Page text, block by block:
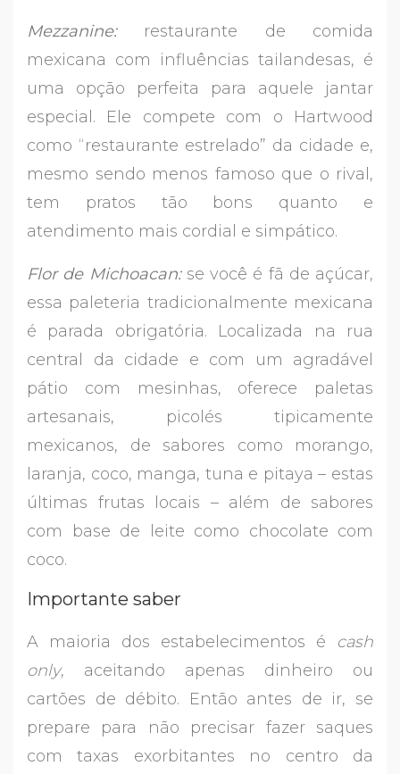
Mezzanine: restaurante de comida
mexicana com influências tailandesas, é
uma opção perfeita para aquele jantar
especial. Ele compete com o Hartwood
como “restaurante estrelado” da cidade e,
mesmo sendo menos famoso que o rival,
tem pratos tão bons quanto e
atendimento mais cordial e simpático.
Flor de Michoacan: se você é fã de açúcar,
essa paleteria tradicionalmente mexicana
é parada obrigatória. Localizada na rua
central da cidade e com um agradável
pátio com mesinhas, oferece paletas
artesanais, picolés tipicamente
mexicanos, de sabores como morango,
laranja, coco, manga, tuna e pitaya – estas
últimas frutas locais – além de sabores
com base de leite como chocolate com
coco.
Importante saber
A maioria dos estabelecimentos é cash
only, aceitando apenas dinheiro ou
cartões de débito. Então antes de ir, se
prepare para não precisar fazer saques
com taxas exorbitantes no centro da